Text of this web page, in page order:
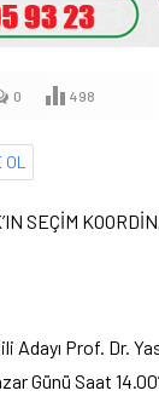
0 498
OL
SEÇİM
Adayı Prof. Dr.
Günü Saat